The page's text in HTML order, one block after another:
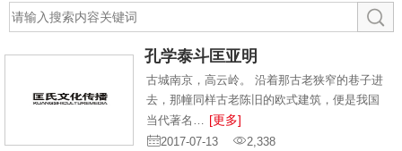
孔学泰斗匡亚明
古城南京，高云岭。 沿着那古老狭窄的巷子进
去，那幢同样古老陈旧的欧式建筑，便是我国
当代著名…
[更多]
2017-07-13 2,338